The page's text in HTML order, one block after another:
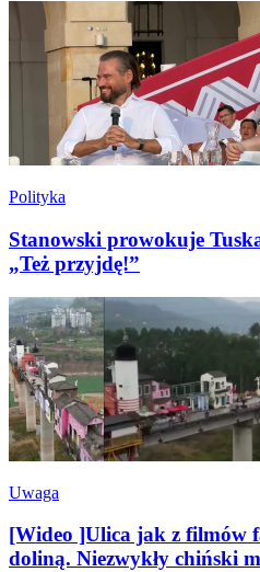
Polityka
Stanowski prowokuje
„Też przyjdę!”
Uwaga
[Wideo ]Ulica jak z filmów
doliną. Niezwykły chiński